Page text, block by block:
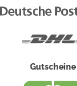
Gutscheine